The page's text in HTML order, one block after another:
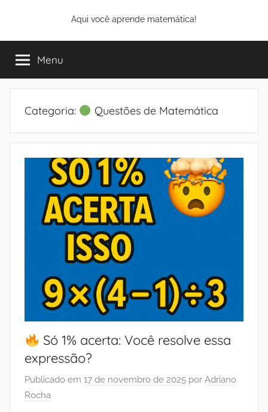
o
conteúdo
Aqui você aprende matemática!
Menu
Categoria: Questões de Matemática
Só 1% acerta: Você resolve essa
expressão?
Publicado em 17 de novembro de 2025 por Adriano
Rocha